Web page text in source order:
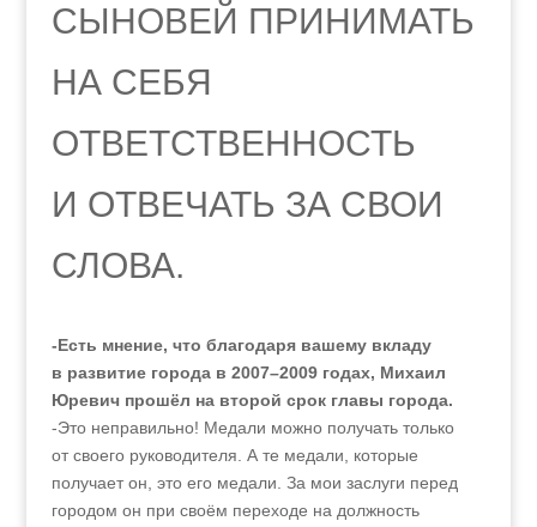
СЫНОВЕЙ ПРИНИМАТЬ
НА СЕБЯ
ОТВЕТСТВЕННОСТЬ
И ОТВЕЧАТЬ ЗА СВОИ
СЛОВА.
-Есть мнение, что благодаря вашему вкладу
в развитие города в 2007–2009 годах, Михаил
Юревич прошёл на второй срок главы города.
-Это неправильно! Медали можно получать только
от своего руководителя. А те медали, которые
получает он, это его медали. За мои заслуги перед
городом он при своём переходе на должность